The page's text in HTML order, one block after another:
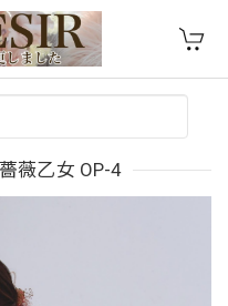
薇乙女 OP-4